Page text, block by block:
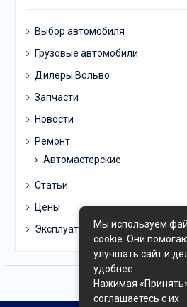
Выбор автомобиля
Грузовые автомобили
Дилеры Вольво
Запчасти
Новости
Ремонт
Автомастерские
Статьи
Цены
ЭксплуатацияМы используем
cookie. Они
улучшать сайт и
удобнее.
Нажимая
соглашаетесь с их